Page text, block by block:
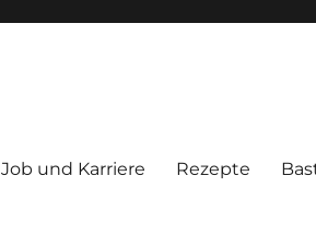
Job und Karriere Rezepte